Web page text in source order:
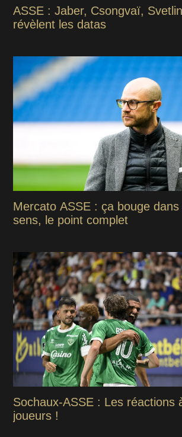
ASSE : Jaber, Csongvaï,
révèlent les datas
Mercato ASSE : ça bouge
sens, le point complet
Sochaux-ASSE : Les réactions
joueurs !